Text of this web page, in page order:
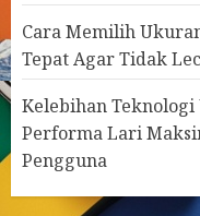
Cara Memilih
Tepat Agar Tidak
Kelebihan
Performa Lari
Pengguna